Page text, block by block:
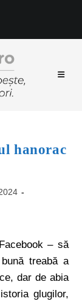
hanorac
– să
treabă a
dar de abia
glugilor,